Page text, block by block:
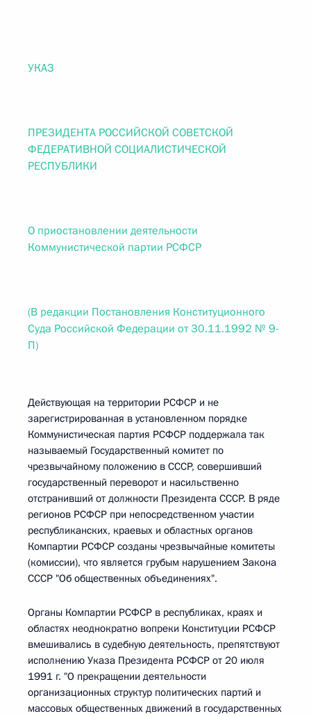
УКАЗ
ПРЕЗИДЕНТА РОССИЙСКОЙ СОВЕТСКОЙ
ФЕДЕРАТИВНОЙ СОЦИАЛИСТИЧЕСКОЙ
РЕСПУБЛИКИ
О приостановлении деятельности
Коммунистической партии РСФСР
(В редакции Постановления Конституционного
Суда Российской Федерации от 30.11.1992 № 9-
П)
Действующая на территории РСФСР и не
зарегистрированная в установленном порядке
Коммунистическая партия РСФСР поддержала так
называемый Государственный комитет по
чрезвычайному положению в СССР, совершивший
государственный переворот и насильственно
отстранивший от должности Президента СССР. В ряде
регионов РСФСР при непосредственном участии
республиканских, краевых и областных органов
Компартии РСФСР созданы чрезвычайные комитеты
(комиссии), что является грубым нарушением Закона
СССР "Об общественных объединениях".
Органы Компартии РСФСР в республиках, краях и
областях неоднократно вопреки Конституции РСФСР
вмешивались в судебную деятельность, препятствуют
исполнению Указа Президента РСФСР от 20 июля
1991 г. "О прекращении деятельности
организационных структур политических партий и
массовых общественных движений в государственных